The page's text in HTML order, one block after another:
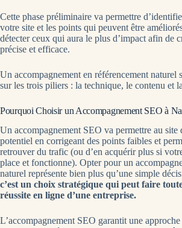
Cette phase préliminaire va permettre
votre site et les points qui peuvent être
détecter ceux qui aura le plus d’impact afin de
précise et efficace.
Un accompagnement en référencement naturel
sur les trois piliers : la technique, le contenu et
Pourquoi Choisir un Accompagnement SEO à
Un accompagnement SEO va permettre au site
potentiel en corrigeant des points faibles et
retrouver du trafic (ou d’en acquérir plus si
place et fonctionne). Opter pour un
naturel représente bien plus qu’une simple
c’est un choix stratégique qui peut faire
réussite en ligne d’une entreprise.
L’accompagnement SEO garantit une